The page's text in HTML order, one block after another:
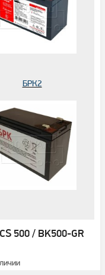
БРК2
500 / BK500-GR